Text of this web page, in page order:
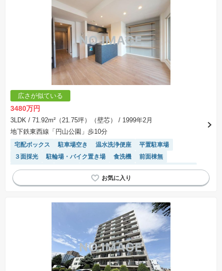
広さが似ている
3480万円
3LDK / 71.92m²（21.75坪）（壁芯）
/ 1999年2月
地下鉄東西線「円山公園」歩10分
宅配ボックス 駐車場空き 温水洗浄便座
平置駐車場
３面採光
駐輪場・バイク置き場 食洗機
前面棟無
高機能トイレ
平坦地 システムキッチン
リフォーム済み物件
閑静な住宅地
エレベーター
モニター付きインターホン